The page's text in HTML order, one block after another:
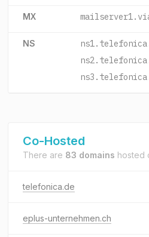
MX
NS
Co-Hosted
There are 83 domains hosted
telefonica.de
eplus-unternehmen.ch